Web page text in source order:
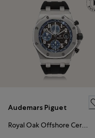
Audemars Piguet
Royal Oak Offshore Certified Pre-Owned